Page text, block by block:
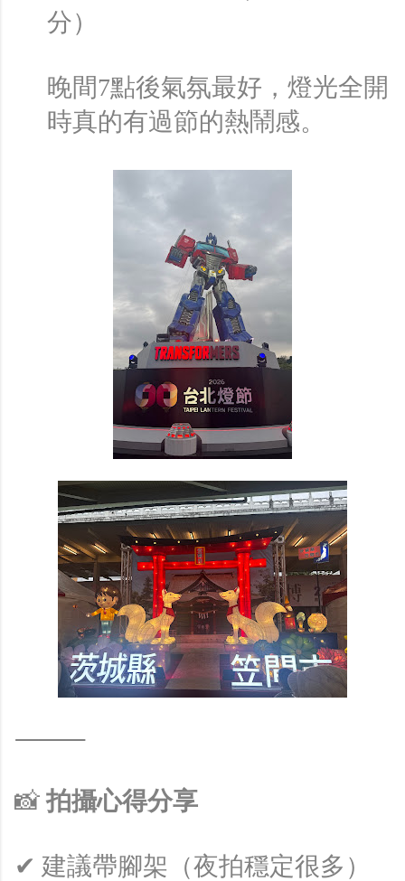
分）
晚間7點後氣氛最好，燈光全開
時真的有過節的熱鬧感。
⸻
📸拍攝心得分享
✔ 建議帶腳架（夜拍穩定很多）